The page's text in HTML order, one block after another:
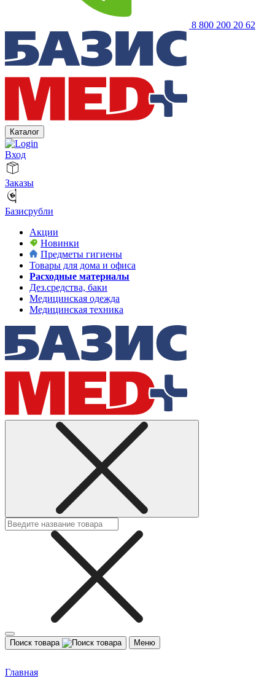
8 800 200 20 62
Каталог
Вход
Заказы
Базисрубли
Акции
Новинки
Предметы гигиены
Товары для дома и офиса
Расходные материалы
Дез.средства, баки
Медицинская одежда
Медицинская техника
Поиск товара Меню
Главная